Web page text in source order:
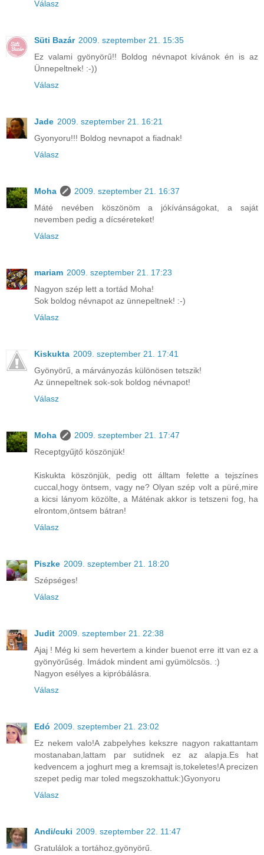
Válasz
Süti Bazár 2009. szeptember 21. 15:35
Ez valami gyönyörű!! Boldog névnapot kívánok én is az
Ünnepeltnek! :-))
Válasz
Jade 2009. szeptember 21. 16:21
Gyonyoru!!! Boldog nevnapot a fiadnak!
Válasz
Moha
2009. szeptember 21. 16:37
Máté nevében köszönöm a jókívánságokat, a saját
nevemben pedig a dícséreteket!
Válasz
mariam 2009. szeptember 21. 17:23
Nagyon szép lett a tortád Moha!
Sok boldog névnapot az ünnepeltnek! :-)
Válasz
Kiskukta 2009. szeptember 21. 17:41
Gyönyörű, a márványozás különösen tetszik!
Az ünnepeltnek sok-sok boldog névnapot!
Válasz
Moha
2009. szeptember 21. 17:47
Receptgyűjtő köszönjük!
Kiskukta köszönjük, pedig ott álltam felette a tejszínes
cuccal,hogy öntsem, vagy ne? Olyan szép volt a püré,mire
a kicsi lányom közölte, a Máténak akkor is tetszeni fog, ha
elrontom,öntsem bátran!
Válasz
Piszke 2009. szeptember 21. 18:20
Szépséges!
Válasz
Judit 2009. szeptember 21. 22:38
Ajaj ! Még ki sem hevertem a kinder buenot erre itt van ez a
gyönyörűség. Imádok mindent ami gyümölcsös. :)
Nagyon esélyes a kipróbálásra.
Válasz
Edó 2009. szeptember 21. 23:02
Ez nekem valo!A zabpelyhes kekszre nagyon rakattantam
mostanaban,lattam par sutidnek ez az alapja.Es hat
kedvencem a joghurt meg a kremsajt is,tokeletes!A precizen
szepet pedig mar toled megszokhattuk:)Gyonyoru
Válasz
Andi/cuki 2009. szeptember 22. 11:47
Gratulálok a tortához,gyönyörű.